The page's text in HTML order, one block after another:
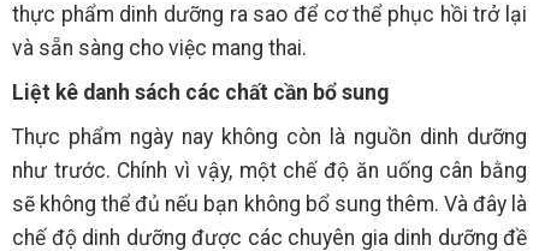
thực phẩm dinh dưỡng ra sao để cơ thể phục hồi trở lại
và sẵn sàng cho việc mang thai.
Liệt kê danh sách các chất cần bổ sung
Thực phẩm ngày nay không còn là nguồn dinh dưỡng
như trước. Chính vì vậy, một chế độ ăn uống cân bằng
sẽ không thể đủ nếu bạn không bổ sung thêm. Và đây là
chế độ dinh dưỡng được các chuyên gia dinh dưỡng đề